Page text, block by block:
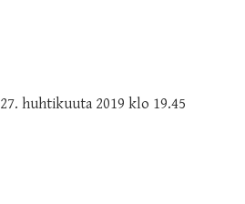
27. huhtikuuta 2019 klo 19.45